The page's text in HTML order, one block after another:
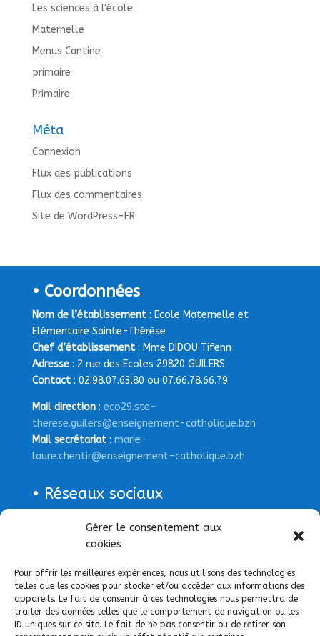
Gérer le consentement aux
cookies
Pour offrir les meilleures expériences, nous utilisons des technologies
telles que les cookies pour stocker et/ou accéder aux informations des
appareils. Le fait de consentir à ces technologies nous permettra de
traiter des données telles que le comportement de navigation ou les
ID uniques sur ce site. Le fait de ne pas consentir ou de retirer son
Les sciences à l'école
Maternelle
Menus Cantine
primaire
Primaire
Méta
Connexion
Flux des publications
Flux des commentaires
Site de WordPress-FR
• Coordonnées
Nom de l’établissement: Ecole Maternelle et
Elémentaire Sainte-Thérèse
Chef d’établissement: Mme DIDOU Tifenn
Adresse: 2 rue des Ecoles 29820 GUILERS
Contact: 02.98.07.63.80 ou 07.66.78.66.79
Mail direction: eco29.ste-
therese.guilers@enseignement-catholique.bzh
Mail secrétariat: marie-
laure.chentir@enseignement-catholique.bzh
• Réseaux sociaux
Page Facebook